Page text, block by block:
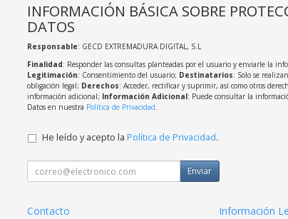
INFORMACIÓN BÁSICA SOBRE
DATOS
Responsable: GECD EXTREMADURA DIGITAL, S.L
Finalidad: Responder las consultas planteadas por el usuario y enviarle la
Legitimación: Consentimiento del usuario; Destinatarios: Solo se
obligación legal; Derechos: Acceder, rectificar y suprimir, así como otros
información adicional; Información Adicional: Puede consultar la
Datos en nuestra Política de Privacidad.
He leído y acepto la Política de Privacidad.
Enviar
Contacto Información